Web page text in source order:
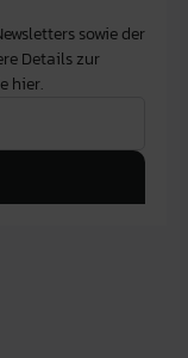
sowie der
Details zur
hier.